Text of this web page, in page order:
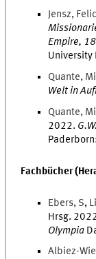
Jensz,
Empire,
University
Quante,
Welt in
Quante,
2022.
Paderborn
Fachbücher
Ebers, S,
Hrsg.
Olympia
Albiez-